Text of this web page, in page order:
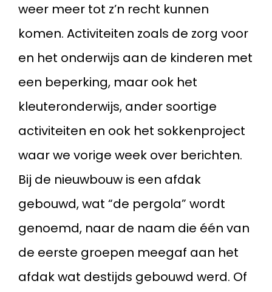
weer meer tot z’n recht kunnen
komen. Activiteiten zoals de zorg voor
en het onderwijs aan de kinderen met
een beperking, maar ook het
kleuteronderwijs, ander soortige
activiteiten en ook het sokkenproject
waar we vorige week over berichten.
Bij de nieuwbouw is een afdak
gebouwd, wat “de pergola” wordt
genoemd, naar de naam die één van
de eerste groepen meegaf aan het
afdak wat destijds gebouwd werd. Of